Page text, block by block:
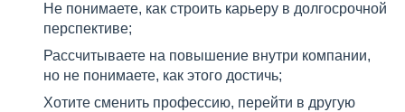
Не понимаете, как строить карьеру в долгосрочной
перспективе;
Рассчитываете на повышение внутри компании,
но не понимаете, как этого достичь;
Хотите сменить профессию, перейти в другую